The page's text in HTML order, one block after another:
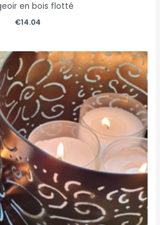
en bois flotté
€14.04